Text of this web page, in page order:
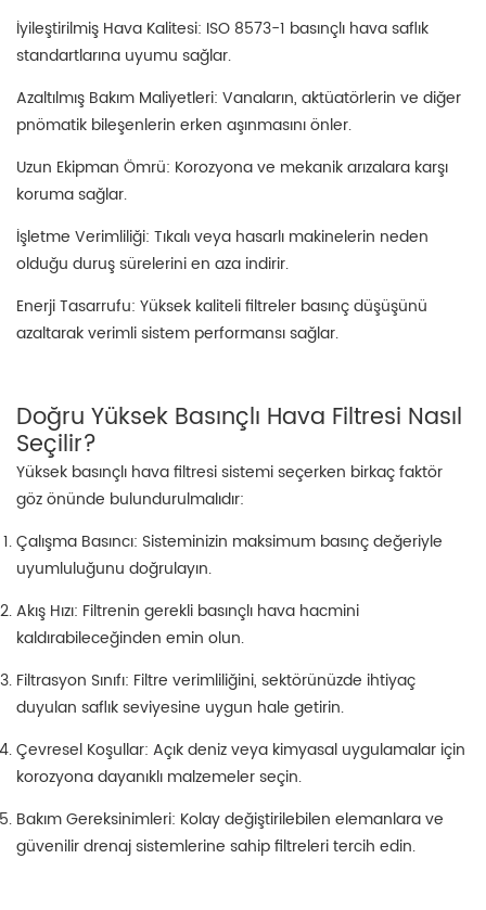
İyileştirilmiş Hava Kalitesi: ISO 8573-1 basınçlı hava saflık
standartlarına uyumu sağlar.
Azaltılmış Bakım Maliyetleri: Vanaların, aktüatörlerin ve diğer
pnömatik bileşenlerin erken aşınmasını önler.
Uzun Ekipman Ömrü: Korozyona ve mekanik arızalara karşı
koruma sağlar.
İşletme Verimliliği: Tıkalı veya hasarlı makinelerin neden
olduğu duruş sürelerini en aza indirir.
Enerji Tasarrufu: Yüksek kaliteli filtreler basınç düşüşünü
azaltarak verimli sistem performansı sağlar.
Doğru Yüksek Basınçlı Hava Filtresi Nasıl
Seçilir?
Yüksek basınçlı hava filtresi sistemi seçerken birkaç faktör
göz önünde bulundurulmalıdır:
Çalışma Basıncı: Sisteminizin maksimum basınç değeriyle
uyumluluğunu doğrulayın.
Akış Hızı: Filtrenin gerekli basınçlı hava hacmini
kaldırabileceğinden emin olun.
Filtrasyon Sınıfı: Filtre verimliliğini, sektörünüzde ihtiyaç
duyulan saflık seviyesine uygun hale getirin.
Çevresel Koşullar: Açık deniz veya kimyasal uygulamalar için
korozyona dayanıklı malzemeler seçin.
Bakım Gereksinimleri: Kolay değiştirilebilen elemanlara ve
güvenilir drenaj sistemlerine sahip filtreleri tercih edin.